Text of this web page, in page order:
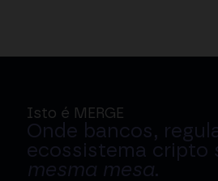
Isto é MERGE
Onde bancos,
ecossistema cripto
mesma mesa.